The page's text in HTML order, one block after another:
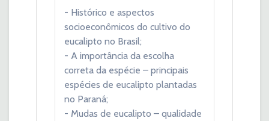
- Histórico e aspectos
socioeconômicos do cultivo do
eucalipto no Brasil;
- A importância da escolha
correta da espécie – principais
espécies de eucalipto plantadas
no Paraná;
- Mudas de eucalipto – qualidade